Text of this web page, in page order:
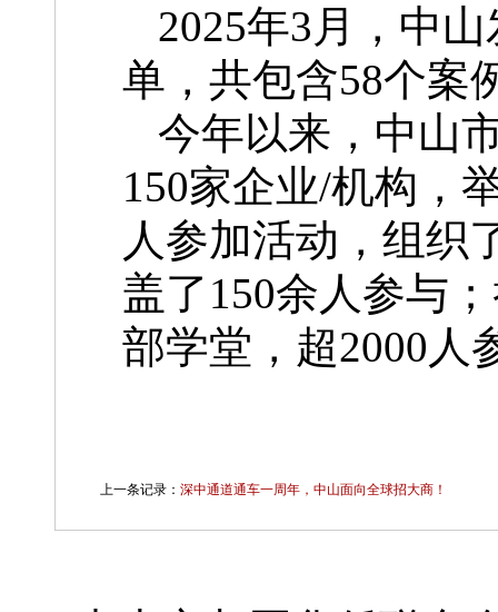
2025年3月，中
单，共包含58个案
今年以来，中山
150家企业/机构，
人参加活动，组织
盖了150余人参与
部学堂，超2000人
上一条记录： 深中通道通车一周年，中山面向全球招大商！